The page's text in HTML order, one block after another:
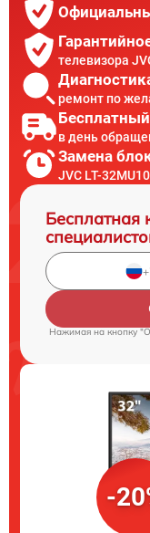
телевизора
ремонт по
в день
Замена
JVC LT-
Бесплатная
Нажимая на кнопку
-